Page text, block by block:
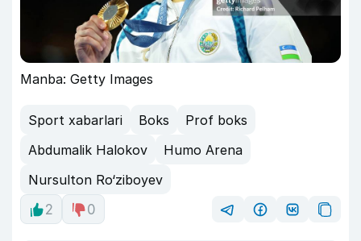
Manba: Getty Images
Sport xabarlari Boks
Prof boks
Abdumalik Halokov
Humo Arena
Nursulton Ro‘ziboyev
2
0